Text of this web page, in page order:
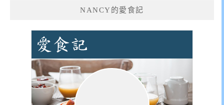
NANCY的愛食記